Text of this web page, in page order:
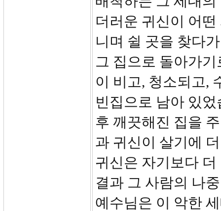
더러운 귀신이 어
니며 쉴 곳을 찾다
그 집으로 돌아가
이 비고, 청소되고,
빈집으로 남아 있
후 깨끗해진 집을
과 귀신이 살기에
귀신은 자기보다
결과 그 사람의 나
예수님은 이 악한